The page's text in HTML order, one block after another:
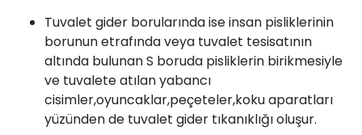
Tuvalet gider borularında ise insan pisliklerinin
borunun etrafında veya tuvalet tesisatının
altında bulunan S boruda pisliklerin birikmesiyle
ve tuvalete atılan yabancı
cisimler,oyuncaklar,peçeteler,koku aparatları
yüzünden de tuvalet gider tıkanıklığı oluşur.